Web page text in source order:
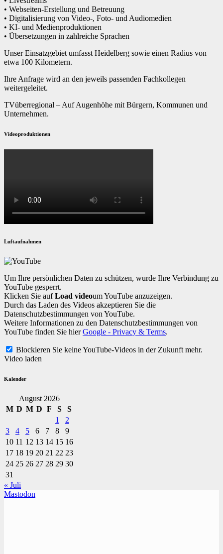
• Webseiten-Erstellung und Betreuung
• Digitalisierung von Video-, Foto- und Audiomedien
• KI- und Medienproduktionen
• Übersetzungen in zahlreiche Sprachen
Unser Einsatzgebiet umfasst Heidelberg sowie einen Radius von
etwa 100 Kilometern.
Ihre Anfrage wird an den jeweils passenden Fachkollegen
weitergeleitet.
TVüberregional – Auf Augenhöhe mit Bürgern, Kommunen und
Unternehmen.
Videoproduktionen
Luftaufnahmen
Um Ihre persönlichen Daten zu schützen, wurde Ihre Verbindung zu
YouTube gesperrt.
Klicken Sie aufLoad videoum YouTube anzuzeigen.
Durch das Laden des Videos akzeptieren Sie die
Datenschutzbestimmungen von YouTube.
Weitere Informationen zu den Datenschutzbestimmungen von
YouTube finden Sie hierGoogle - Privacy & Terms.
Blockieren Sie keine YouTube-Videos in der Zukunft mehr.
Video laden
Kalender
August 2026
M D M D F S
S
1
2
3
4 5 6 7 8
9
10 11 12 13 14 15 16
17 18 19 20 21 22 23
24 25 26 27 28 29 30
31
« Juli
Mastodon